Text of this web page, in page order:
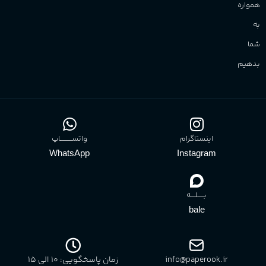
همواره
به
شما
بدهیم
اینستاگرام
Instagram
واتســــــــــاپ
WhatsApp
بـــــلــــه
bale
info@paperook.ir زمان پاسخگویی: 10 الی ۱5